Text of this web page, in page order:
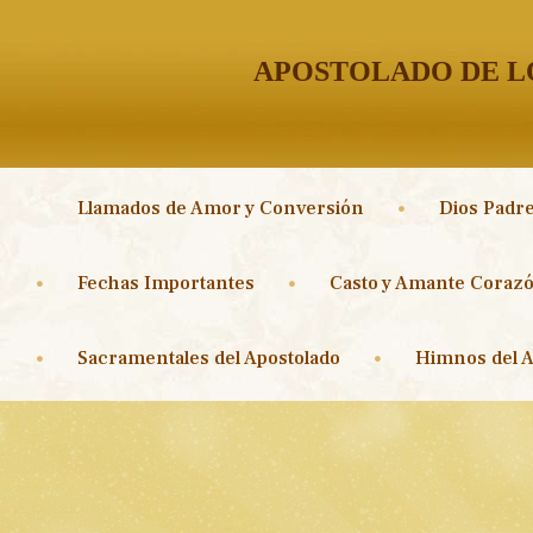
APOSTOLADO DE
Llamados de Amor y Conversión Dios
Fechas Importantes Casto y Amante
Sacramentales del Apostolado Himnos del